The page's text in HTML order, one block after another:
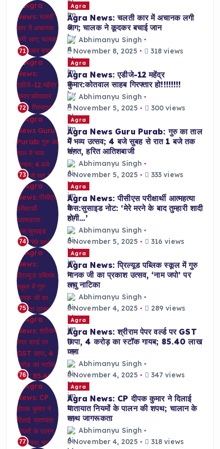
71
Agra
Agra News: चलती कार में अचानक लगी
आग; चालक ने कूदकर बचाई जान
Abhimanyu Singh
November 8, 2025
318 views
72
Agra
Agra News: एडीजे-12 महेंद्र
कुमार:कोतवाल साहब गिरफ्तार हो!!!!!!!!
Abhimanyu Singh
November 5, 2025
300 views
73
Agra
Agra News Guru Purab: गुरु का ताल
में भव्य उत्सव; 4 बजे सुबह से रात 1 बजे तक
संगत, हरित आतिशबाजी
Abhimanyu Singh
November 5, 2025
333 views
74
Agra
Agra News: पीसीएस परीक्षार्थी आत्महत्या
केस:सुसाइड नोट: ‘मेरे मरने के बाद तुम्हारी शादी
होगी…’
Abhimanyu Singh
November 5, 2025
316 views
75
Agra
Agra News: प्रिल्यूड पब्लिक स्कूल में गुरु
नानक जी का प्रकाश उत्सव, ‘नाम जपो’ पर
लघु नाटिका
Abhimanyu Singh
November 4, 2025
289 views
76
Agra
Agra News: श्रीराम पेपर वर्ल्ड पर GST
छापा, 4 करोड़ का स्टॉक गायब; 85.40 लाख
जमा
Abhimanyu Singh
November 4, 2025
347 views
77
Agra
Agra News: CP दीपक कुमार ने दिलाई
यातायात नियमों के पालन की शपथ; चालान के
साथ जागरूकता
Abhimanyu Singh
November 4, 2025
318 views